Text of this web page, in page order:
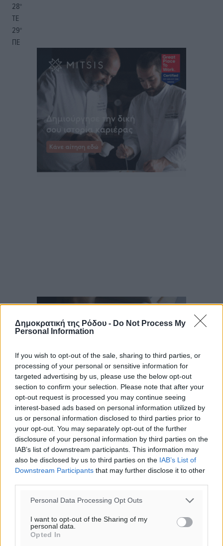
Δημοκρατική της Ρόδου - Do Not Process My
Personal Information
If you wish to opt-out of the sale, sharing to third parties, or
processing of your personal or sensitive information for
targeted advertising by us, please use the below opt-out
section to confirm your selection. Please note that after your
opt-out request is processed you may continue seeing
interest-based ads based on personal information utilized by
us or personal information disclosed to third parties prior to
your opt-out. You may separately opt-out of the further
disclosure of your personal information by third parties on the
IAB’s list of downstream participants. This information may
also be disclosed by us to third parties on the IAB’s List of
Downstream Participants that may further disclose it to other
Personal Data Processing Opt Outs
I want to opt-out of the Sharing of my
personal data.
Opted In
28°
ΤΕ
29°
ΠΕ
Ροή ειδήσεων
Οδηγός στη Ρόδο τράκαρε σταθμευμένο αυτοκίνητο,
παρέσυρε 72χρονο και διέφυγε
Τοπικές Ειδήσεις• πριν 3 λεπτά
ξανασχεδιάζει τον επενδυτικό χάρτη της Ρόδου
Τοπικές Ειδήσεις